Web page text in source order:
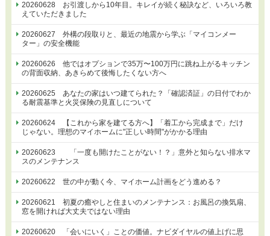
20260628 お引渡しから10年目。キレイが続く秘訣など、いろいろ教
えていただきました
20260627 外構の段取りと、最近の地震から学ぶ「マイコンメー
ター」の安全機能
20260626 他ではオプションで35万〜100万円に跳ね上がるキッチン
の背面収納、あきらめて後悔したくない方へ
20260625 あなたの家はいつ建てられた？「確認済証」の日付でわか
る耐震基準と火災保険の見直しについて
20260624 【これから家を建てる方へ】「着工から完成まで」だけ
じゃない。理想のマイホームに"正しい時間"がかかる理由
20260623 「一度も開けたことがない！？」意外と知らない排水マ
スのメンテナンス
20260622 世の中が動く今、マイホーム計画をどう進める？
20260621 初夏の癒やしと住まいのメンテナンス：お風呂の換気扇、
窓を開ければ大丈夫ではない理由
20260620 「会いにいく」ことの価値。ナビダイヤルの値上げに思